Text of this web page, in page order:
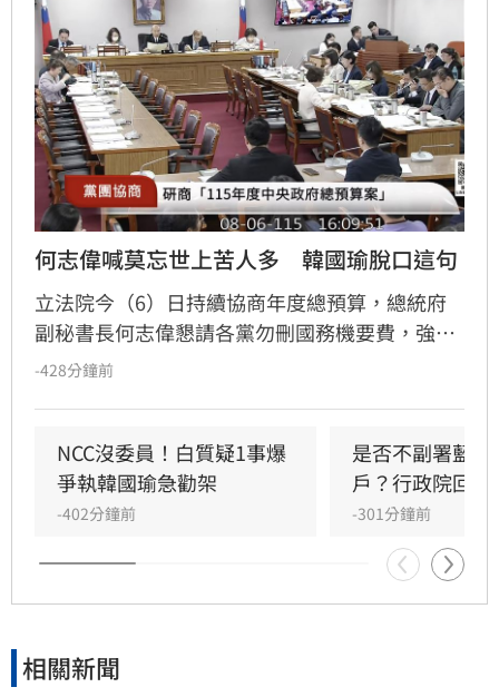
何志偉喊莫忘世上苦人多　韓國瑜脫口這句
立法院今（6）日持續協商年度總預算，總統府
副秘書長何志偉懇請各黨勿刪國務機要費，強調
其用於慰問弱勢及事故家屬，更喊出「莫忘世上
政癱瘓問題幾乎都是總統造成，立法院長韓國瑜
則表示「現在政黨協商，我表情已經很苦了你看
到沒有？」隨後裁示國務機要費預算全案保留。
-428分鐘前
NCC沒委員！白質疑1事爆
爭執韓國瑜急勸架
-402分鐘前
是否不副署藍
戶？行政院回應
-301分鐘前
相關新聞